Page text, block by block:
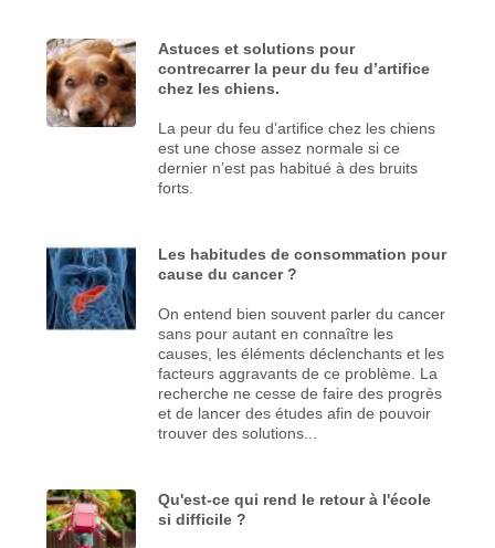
Astuces et solutions pour
contrecarrer la peur du feu d’artifice
chez les chiens.
La peur du feu d’artifice chez les chiens
est une chose assez normale si ce
dernier n’est pas habitué à des bruits
forts.
Les habitudes de consommation pour
cause du cancer ?
On entend bien souvent parler du cancer
sans pour autant en connaître les
causes, les éléments déclenchants et les
facteurs aggravants de ce problème. La
recherche ne cesse de faire des progrès
et de lancer des études afin de pouvoir
trouver des solutions...
Qu'est-ce qui rend le retour à l'école
si difficile ?